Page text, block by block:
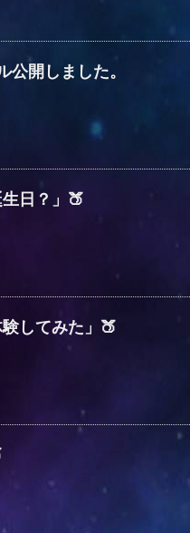
公開しました。
生日？」🍑
験してみた」🍑